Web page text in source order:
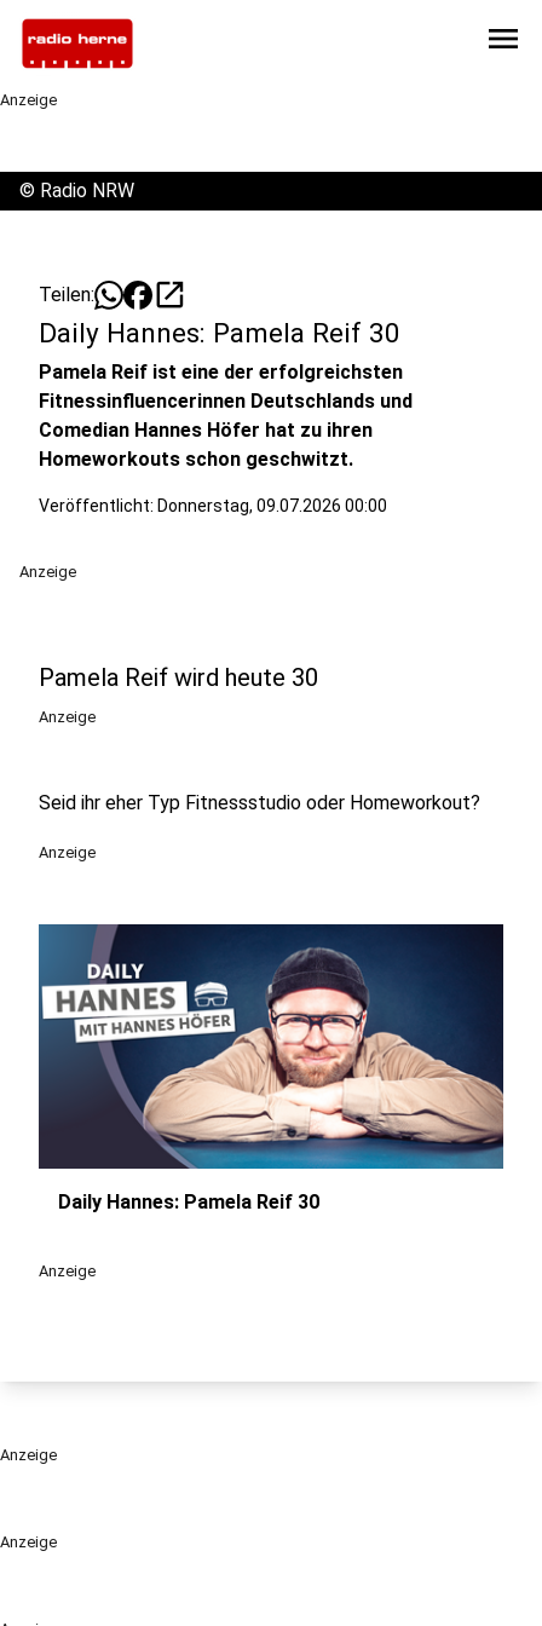
menu
Anzeige
Anzeige
© Radio NRW
Teilen: open_in_new
Daily Hannes: Pamela Reif 30
Pamela Reif ist eine der erfolgreichsten
Fitnessinfluencerinnen Deutschlands und
Comedian Hannes Höfer hat zu ihren
Homeworkouts schon geschwitzt.
Veröffentlicht: Donnerstag, 09.07.2026 00:00
Anzeige
Pamela Reif wird heute 30
Anzeige
Seid ihr eher Typ Fitnessstudio oder Homeworkout?
Anzeige
Daily Hannes: Pamela Reif 30
Anzeige
Anzeige